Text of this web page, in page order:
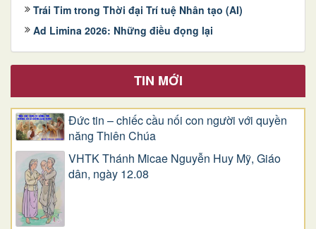
Trái Tim trong Thời đại Trí tuệ Nhân tạo (AI)
Ad Limina 2026: Những điều đọng lại
TIN MỚI
Đức tin – chiếc cầu nối con người với quyền
năng Thiên Chúa
VHTK Thánh Micae Nguyễn Huy Mỹ, Giáo
dân, ngày 12.08